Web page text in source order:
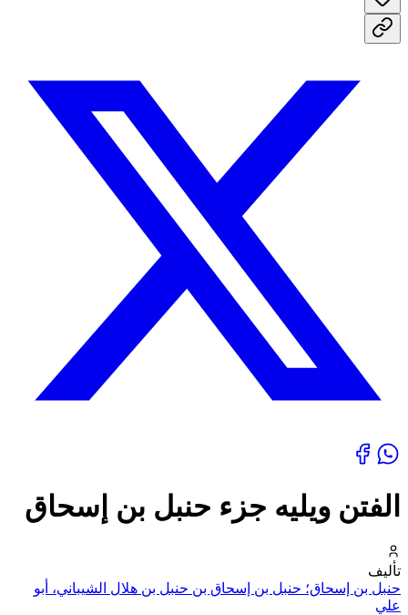
الفتن ويليه جزء حنبل بن إسحاق
تأليف
حنبل بن إسحاق؛ حنبل بن إسحاق بن حنبل بن هلال الشيباني، أبو
علي